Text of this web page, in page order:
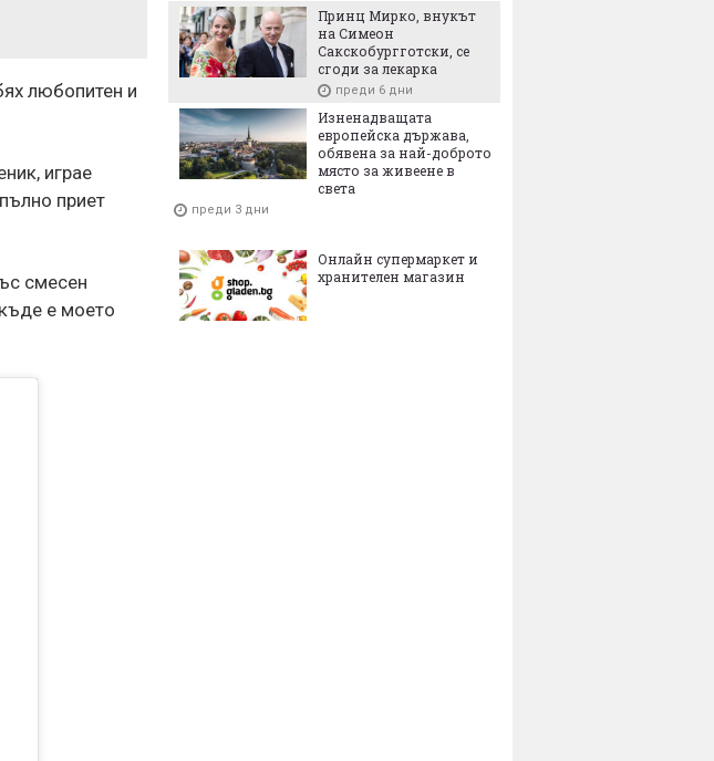
любопитен и
играе
приет
смесен
е моето
Принц Мирко, внукът
на Симеон
Сакскобургготски, се
сгоди за лекарка
преди 6 дни
Изненадващата
европейска държава,
обявена за най-доброто
място за живеене в
света
преди 3 дни
Онлайн супермаркет и
хранителен магазин